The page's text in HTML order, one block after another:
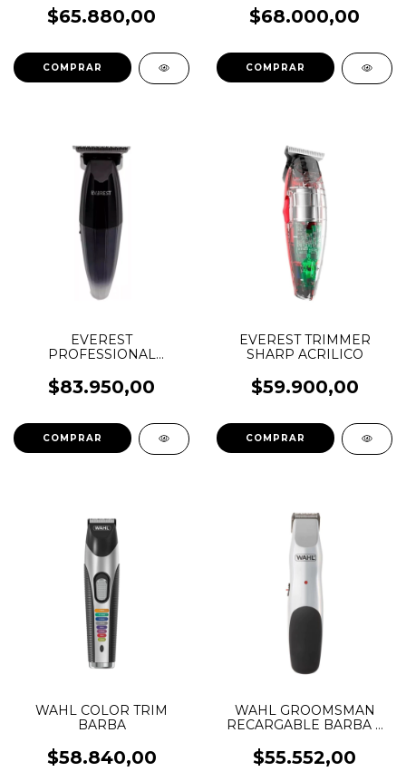
$65.880,00 $68.000,00
EVEREST
PROFESSIONAL
HAIR
$83.950,00
EVEREST TRIMMER
SHARP ACRILICO
$59.900,00
WAHL COLOR TRIM
BARBA
$58.840,00
WAHL GROOMSMAN
RECARGABLE BARBA Y
$55.552,00